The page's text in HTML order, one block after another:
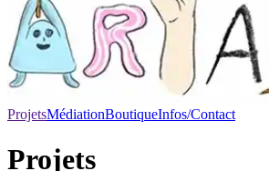
ProjetsMédiationBoutiqueInfos/Contact
Projets